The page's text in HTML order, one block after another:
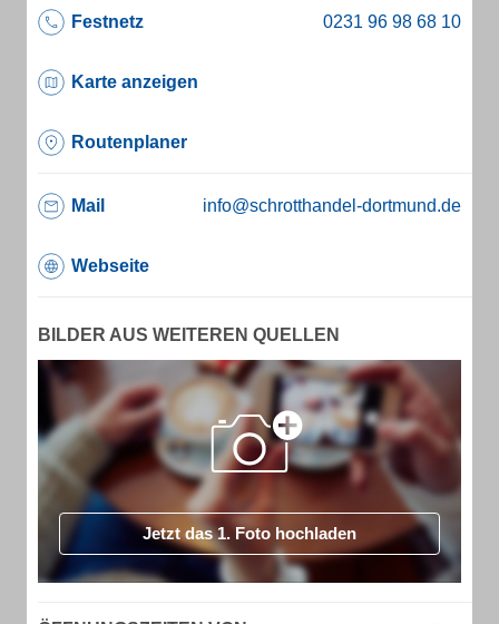
Festnetz
Karte anzeigen
Routenplaner
Mail info@schrotthandel-dortmund.de
Webseite
BILDER AUS WEITEREN QUELLEN
Jetzt das 1. Foto hochladen